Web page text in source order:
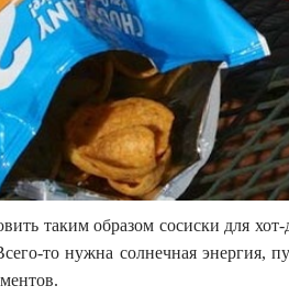
таким образом сосиски для
то нужна солнечная энергия,